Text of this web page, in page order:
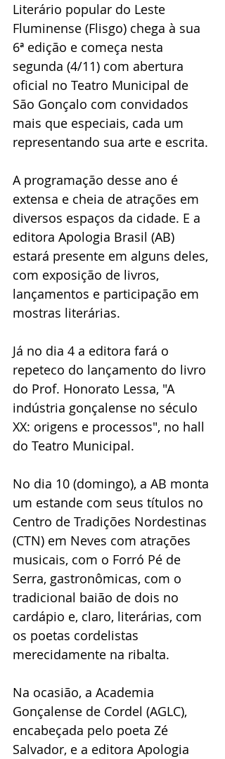
Literário popular do Leste
Fluminense (Flisgo) chega à sua
6ª edição e começa nesta
segunda (4/11) com abertura
oficial no Teatro Municipal de
São Gonçalo com convidados
mais que especiais, cada um
representando sua arte e escrita.
A programação desse ano é
extensa e cheia de atrações em
diversos espaços da cidade. E a
editora Apologia Brasil (AB)
estará presente em alguns deles,
com exposição de livros,
lançamentos e participação em
mostras literárias.
Já no dia 4 a editora fará o
repeteco do lançamento do livro
do Prof. Honorato Lessa, "A
indústria gonçalense no século
XX: origens e processos", no hall
do Teatro Municipal.
No dia 10 (domingo), a AB monta
um estande com seus títulos no
Centro de Tradições Nordestinas
(CTN) em Neves com atrações
musicais, com o Forró Pé de
Serra, gastronômicas, com o
tradicional baião de dois no
cardápio e, claro, literárias, com
os poetas cordelistas
merecidamente na ribalta.
Na ocasião, a Academia
Gonçalense de Cordel (AGLC),
encabeçada pelo poeta Zé
Salvador, e a editora Apologia